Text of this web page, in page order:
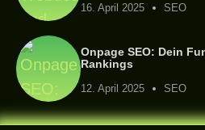
16. April 2025 SEO
Onpage SEO: Dein
Rankings
12. April 2025 SEO